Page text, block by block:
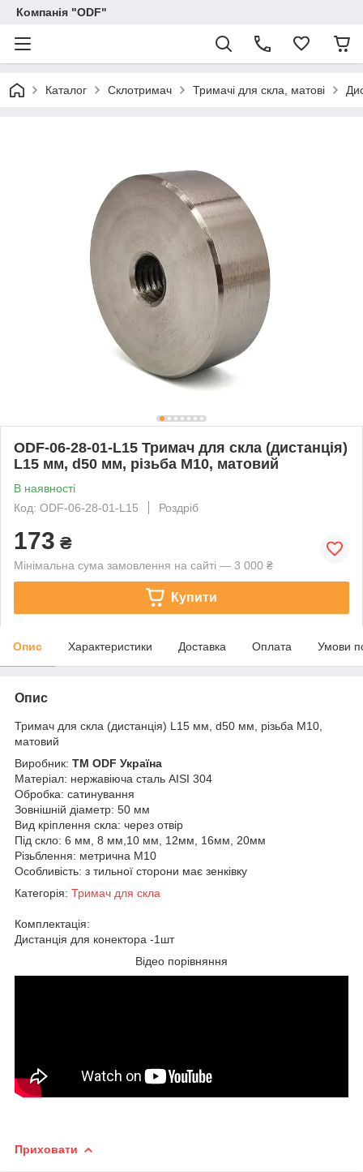
Компанія "ODF"
Каталог Склотримач Тримачі для скла, матові
ODF-06-28-01-L15 Тримач для скла (дистанція)
L15 мм, d50 мм, різьбa М10, матовий
В наявності
Код: ODF-06-28-01-L15
Роздріб
173 ₴
Мінімальна сума замовлення на сайті — 3 000 ₴
Купити
Опис Характеристики Доставка Оплата Умови
Опис
Тримач для скла (дистанція) L15 мм, d50 мм, різьбa М10,
матовий
Виробник: ТМ ODF Україна
Матеріал: нержавіюча сталь AISI 304
Обробка: сатинування
Зовнішній діаметр: 50 мм
Вид кріплення скла: через отвір
Під скло: 6 мм, 8 мм,10 мм, 12мм, 16мм, 20мм
Різьблення: метрична М10
Особливість: з тильної сторони має зенківку
Категорія: Тримач для скла
Комплектація:
Дистанція для конектора -1шт
Відео порівняння
Приховати